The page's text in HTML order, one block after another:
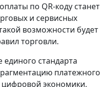
по QR-коду станет
и сервисных
возможности будет
торговли.
стандарта
платежного
цифровой экономики.